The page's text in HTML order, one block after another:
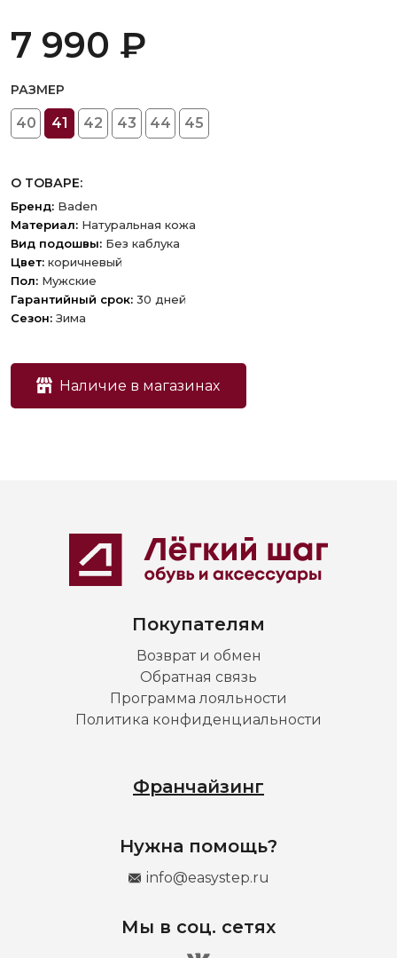
7 990 ₽
РАЗМЕР
40 41 42 43 44 45
О ТОВАРЕ:
Бренд: Baden
Материал: Натуральная кожа
Вид подошвы: Без каблука
Цвет: коричневый
Пол: Мужские
Гарантийный срок: 30 дней
Сезон: Зима
Наличие в магазинах
Покупателям
Возврат и обмен
Обратная связь
Программа лояльности
Политика конфиденциальности
Франчайзинг
Нужна помощь?
info@easystep.ru
Мы в соц. сетях